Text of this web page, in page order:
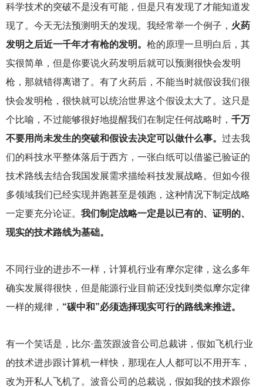
科学技术的突破不是没有可能，但是只有发现了才能知道发
现了。今天无法预测明天的发现。我经常举一个例子， 火药
发明之后近一千年才有枪的发明。 枪的原理一旦明白后，其
实很简单，但是你要说火药发明后就可以预测很快会发明
枪，那就错得离谱了。有了火药后，不能当时就假设我们很
快会发明枪，很快就可以统治世界这个假设太大了。这只是
个比喻，不过能够很好地提醒我们在制定任何战略时， 千万
不要用尚未发生的突破和假设去决定可以做什么事。 过去我
们的科技水平整体落后于西方，一张白纸可以借鉴已验证的
技术路线去结合我国发展需求描绘科技发展战略。但如今很
多领域我们已经实现并跑甚至是领跑，这种情况下制定战略
一定要充分论证。 我们制定战略一定是以已有的、证明的、
现实的技术路线为基础。
不同行业的进步不一样，计算机行业有摩尔定律，这么多年
确实发展得很快，但是能源行业目前还没找到类似摩尔定律
一样的规律， “碳中和”必须选择现实可行的路线来推进。
有一个笑话是，比尔·盖茨跟波音公司总裁讲，假如飞机行业
的技术进步跟计算机一样快，那现在人人都可以不用开车，
改为开私人飞机了。波音公司的总裁说，假如我的技术跟你